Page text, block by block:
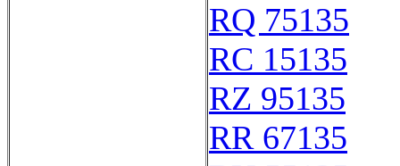
RQ 75135
RC 15135
RZ 95135
RR 67135